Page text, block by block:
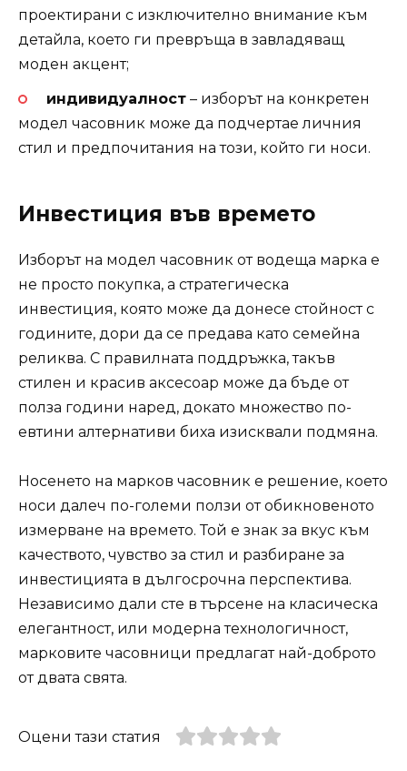
проектирани с изключително внимание към
детайла, което ги превръща в завладяващ
моден акцент;
индивидуалност– изборът на конкретен
модел часовник може да подчертае личния
стил и предпочитания на този, който ги носи.
Инвестиция във времето
Изборът на модел часовник от водеща марка е
не просто покупка, а стратегическа
инвестиция, която може да донесе стойност с
годините, дори да се предава като семейна
реликва. С правилната поддръжка, такъв
стилен и красив аксесоар може да бъде от
полза години наред, докато множество по-
евтини алтернативи биха изисквали подмяна.
Носенето на марков часовник е решение, което
носи далеч по-големи ползи от обикновеното
измерване на времето. Той е знак за вкус към
качеството, чувство за стил и разбиране за
инвестицията в дългосрочна перспектива.
Независимо дали сте в търсене на класическа
елегантност, или модерна технологичност,
марковите часовници предлагат най-доброто
от двата свята.
Оцени тази статия